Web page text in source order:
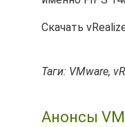
Скачать
Таги: VMware,
Анонсы